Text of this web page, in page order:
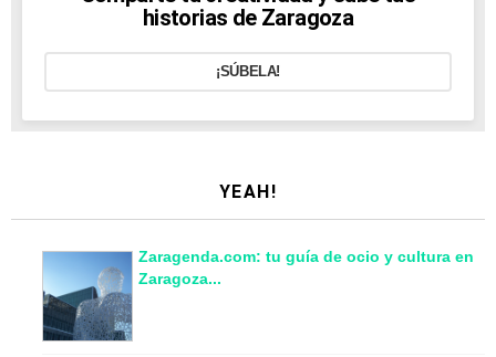
historias de Zaragoza
¡SÚBELA!
YEAH!
Zaragenda.com: tu guía de ocio y cultura en
Zaragoza...